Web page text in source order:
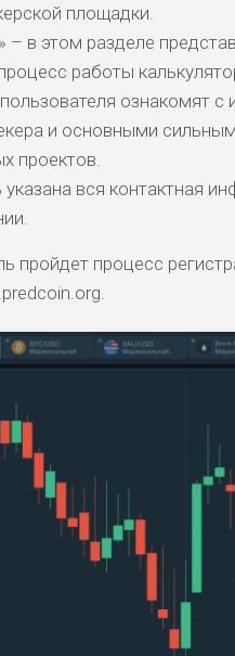
площадки.
– в этом разделе
работы
ознакомят
и основными
проектов.
вся контактная
пройдет процесс